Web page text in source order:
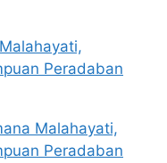
Peradaban
Malahayati,
Peradaban